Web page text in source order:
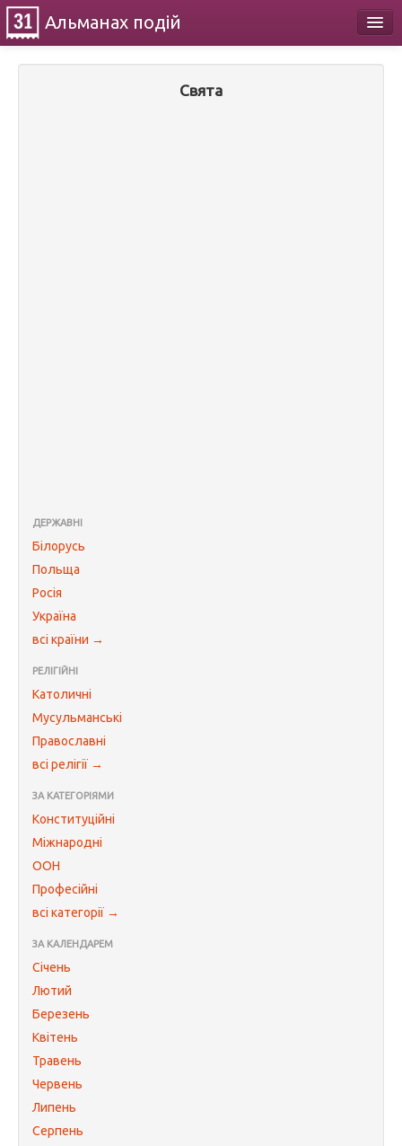
Альманах подій
Свята
ДЕРЖАВНІ
Білорусь
Польща
Росія
Україна
всі країни →
РЕЛІГІЙНІ
Католичні
Мусульманські
Православні
всі релігії →
ЗА КАТЕГОРІЯМИ
Конституційні
Міжнародні
ООН
Професійні
всі категорії →
ЗА КАЛЕНДАРЕМ
Січень
Лютий
Березень
Квітень
Травень
Червень
Липень
Серпень